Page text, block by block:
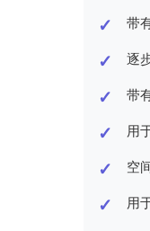
带
逐
带
用
空
用